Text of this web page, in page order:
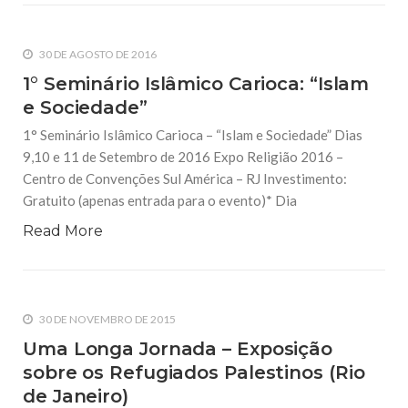
30 DE AGOSTO DE 2016
1° Seminário Islâmico Carioca: “Islam
e Sociedade”
1° Seminário Islâmico Carioca – “Islam e Sociedade” Dias
9,10 e 11 de Setembro de 2016 Expo Religião 2016 –
Centro de Convenções Sul América – RJ Investimento:
Gratuito (apenas entrada para o evento)* Dia
Read More
30 DE NOVEMBRO DE 2015
Uma Longa Jornada – Exposição
sobre os Refugiados Palestinos (Rio
de Janeiro)